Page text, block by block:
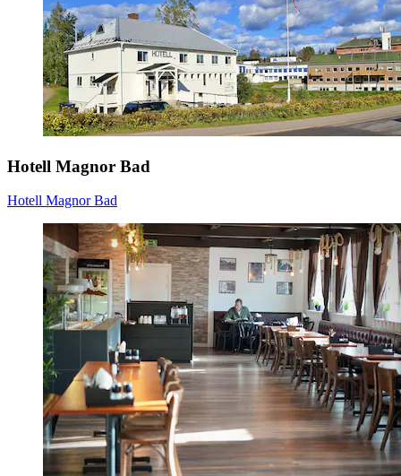
Hotell Magnor Bad
Hotell Magnor Bad